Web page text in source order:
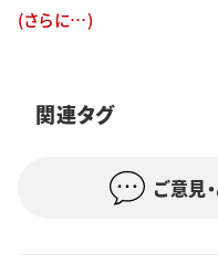
特集・企画
学生記者募集
(さらに…)
関連タグ
ご意見